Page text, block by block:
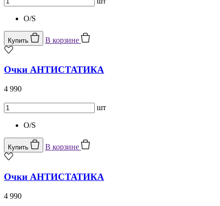
O/S
Купить В корзине
Очки АНТИСТАТИКА
4 990
шт
O/S
Купить В корзине
Очки АНТИСТАТИКА
4 990